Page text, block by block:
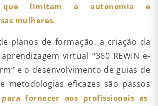
que limitam a autonomia e
mulheres.
planos de formação, a criação da
virtual “360 REWIN e-
e o desenvolvimento de guias de
metodologias eficazes são passos
fornecer aos profissionais as